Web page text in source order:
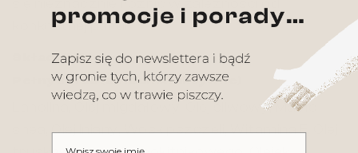
się nieznacznie różnić w zależności od
konkretnej partii.
Skład i INCI
Pełny skład (składniki aktywne)
Lanolina, Olej migdałowy, Olej śliwowy, Masło
shea, Olej lniany, Wosk pszczeli, Witamina E, Olej